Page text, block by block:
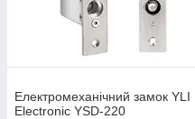
Електромеханічний замок YLI
Electronic YSD-220